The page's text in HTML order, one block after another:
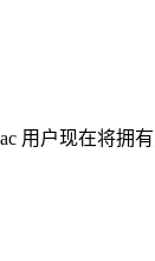
用户现在将拥有